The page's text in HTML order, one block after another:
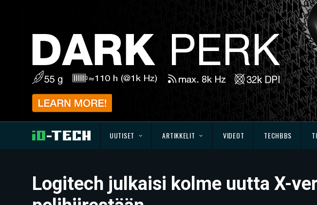
UUTISET ARTIKKELIT VIDEOT TECHBBS
Logitech julkaisi kolme uutta X-